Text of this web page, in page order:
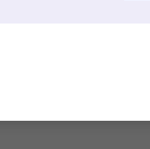
den Pädakustikern
in